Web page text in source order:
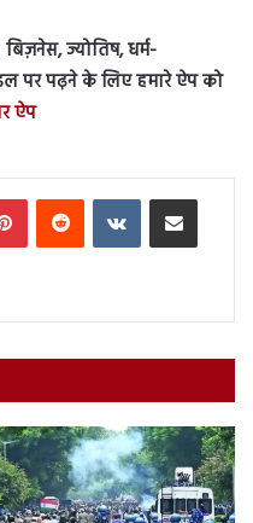
बिज़नेस, ज्योतिष, धर्म-
पर पढ़ने के लिए हमारे ऐप को
ऐप
PinterestReddit VKontakteShare via Email